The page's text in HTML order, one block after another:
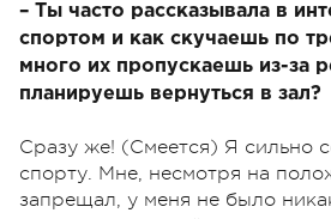
– Ты часто рассказывала в
спортом и как скучаешь по
много их пропускаешь из-за
планируешь вернуться в зал?
Сразу же! (Смеется) Я сильно
спорту. Мне, несмотря на
запрещал, у меня не было